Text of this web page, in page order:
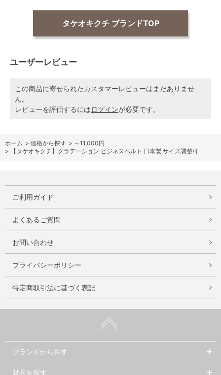
タケオキクチ ブランドTOP
ユーザーレビュー
この商品に寄せられたカスタマーレビューはまだありませ
ん。
レビューを評価するにはログインが必要です。
ホーム > 価格から探す > ～11,000円
>
【タケオキクチ】グラデーション ビジネスベルト 日本製 サイズ調整可
ご利用ガイド
よくあるご質問
お問い合わせ
プライバシーポリシー
特定商取引法に基づく表記
ブランドから探す
財布を探す